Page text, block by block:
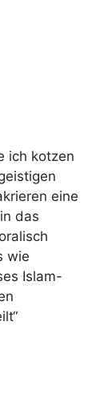
ich kotzen
eine
das
wie
Islam-